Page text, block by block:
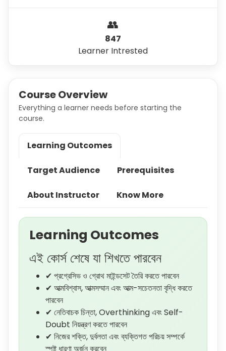
👥
847
Learner Intrested
Course Overview
Everything a learner needs before starting the
course.
Learning Outcomes
Target Audience Prerequisites
About Instructor Know More
Learning Outcomes
এই কোর্স শেষে যা শিখতে পারবেন
✔ প্রগ্রেসিভ ও গ্রোথ মাইন্ডসেট তৈরি করতে পারবেন
✔ আত্মবিশ্বাস, আত্মসম্মান এবং আত্ম-সচেতনতা বৃদ্ধি করতে
পারবেন
✔ নেতিবাচক চিন্তা, Overthinking এবং Self-
Doubt নিয়ন্ত্রণ করতে পারবেন
✔ নিজের শক্তি, দুর্বলতা এবং ব্যক্তিগত পরিচয় সম্পর্কে